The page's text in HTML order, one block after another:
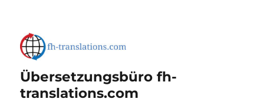
Übersetzungsbüro fh-
translations.com